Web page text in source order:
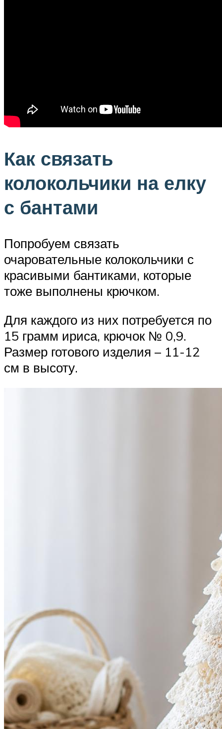
Как связать
колокольчики на елку
с бантами
Попробуем связать
очаровательные колокольчики с
красивыми бантиками, которые
тоже выполнены крючком.
Для каждого из них потребуется по
15 грамм ириса, крючок № 0,9.
Размер готового изделия – 11-12
см в высоту.